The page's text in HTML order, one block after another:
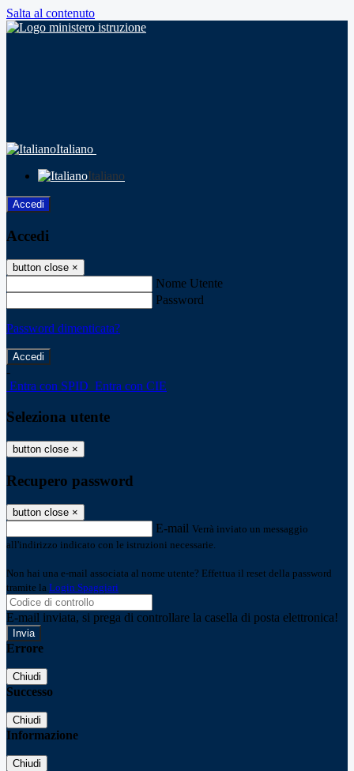
Salta al contenuto
Italiano
Italiano
Accedi
Accedi
button close ×
Nome Utente
Password
Password dimenticata?
-
Entra con SPID Entra con CIE
Seleziona utente
button close ×
Recupero password
button close ×
E-mail Verrà inviato un messaggio
all'indirizzo indicato con le istruzioni necessarie.
Non hai una e-mail associata al nome utente? Effettua il reset della password
tramite la Login Spaggiari
E-mail inviata, si prega di controllare la casella di posta elettronica!
Errore
Chiudi
Successo
Chiudi
Informazione
Chiudi